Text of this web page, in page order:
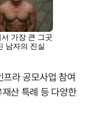
라 공모사업 참여
산 특례 등 다양한